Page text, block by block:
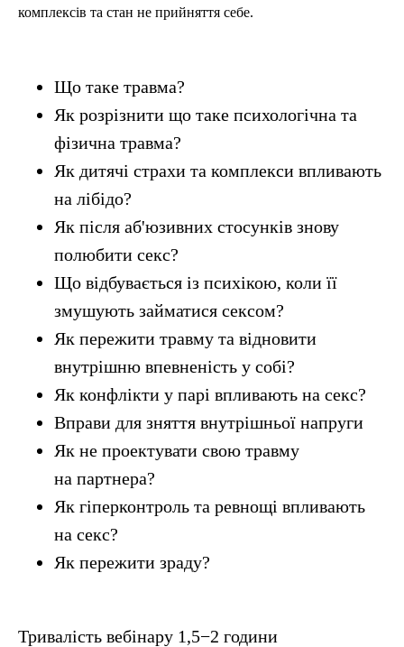
комплексів та стан не прийняття себе.
Що таке травма?
Як розрізнити що таке психологічна та
фізична травма?
Як дитячі страхи та комплекси впливають
на лібідо?
Як після аб'юзивних стосунків знову
полюбити секс?
Що відбувається із психікою, коли її
змушують займатися сексом?
Як пережити травму та відновити
внутрішню впевненість у собі?
Як конфлікти у парі впливають на секс?
Вправи для зняття внутрішньої напруги
Як не проектувати свою травму
на партнера?
Як гіперконтроль та ревнощі впливають
на секс?
Як пережити зраду?
Тривалість вебінару 1,5−2 години